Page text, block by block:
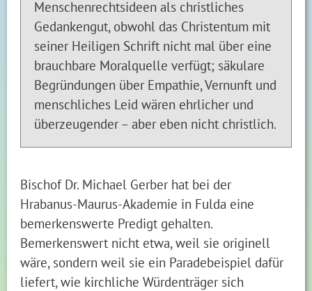
Menschenrechtsideen als christliches
Gedankengut, obwohl das Christentum mit
seiner Heiligen Schrift nicht mal über eine
brauchbare Moralquelle verfügt; säkulare
Begründungen über Empathie, Vernunft und
menschliches Leid wären ehrlicher und
überzeugender – aber eben nicht christlich.
Bischof Dr. Michael Gerber hat bei der
Hrabanus-Maurus-Akademie in Fulda eine
bemerkenswerte Predigt gehalten.
Bemerkenswert nicht etwa, weil sie originell
wäre, sondern weil sie ein Paradebeispiel dafür
liefert, wie kirchliche Würdenträger sich